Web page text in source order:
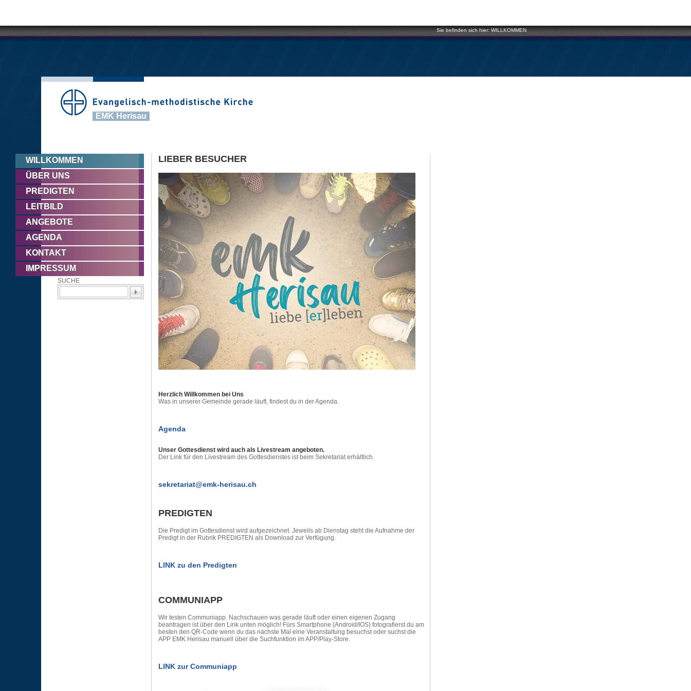
Sie befinden sich hier:WILLKOMMEN
EMK Herisau
WILLKOMMEN
ÜBER UNS
PREDIGTEN
LEITBILD
ANGEBOTE
AGENDA
KONTAKT
IMPRESSUM
SUCHE
LIEBER BESUCHER
Herzlich Willkommen bei Uns
Was in unserer Gemeinde gerade läuft, findest du in der Agenda.
Agenda
Unser Gottesdienst wird auch als Livestream angeboten.
Der Link für den Livestream des Gottesdienstes ist beim Sekretariat erhältlich.
sekretariat@emk-herisau.ch
PREDIGTEN
Die Predigt im Gottesdienst wird aufgezeichnet. Jeweils ab Dienstag steht die Aufnahme der
Predigt in der Rubrik PREDIGTEN als Download zur Verfügung.
LINK zu den Predigten
COMMUNIAPP
Wir testen Communiapp. Nachschauen was gerade läuft oder einen eigenen Zugang
beantragen ist über den Link unten möglich! Fürs Smartphone (Android/IOS) fotografierst du am
besten den QR-Code wenn du das nächste Mal eine Veranstaltung besuchst oder suchst die
APP EMK Herisau manuell über die Suchfunktion im APP/Play-Store.
LINK zur Communiapp